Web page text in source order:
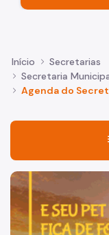
Início
Secretarias
Secretaria
Agenda do
Acesso à
Participação Social
Quadro de Serviços
Imagem de um